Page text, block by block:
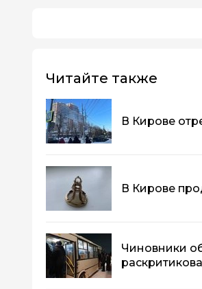
Читайте также
В Кирове
В Кирове
Чиновники